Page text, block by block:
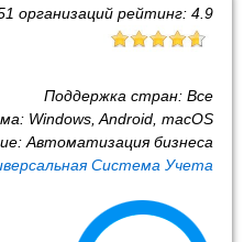
организаций рейтинг: 4.9
Поддержка стран: Все
Windows, Android, macOS
Автоматизация бизнеса
Система Учета